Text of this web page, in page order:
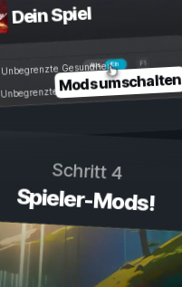
Dein Spiel
Ein
Aus
Unbegrenzte Gesundheit
Unbegrenzte AusdauerMods umschalten
Schritt 4
Spieler-Mods!